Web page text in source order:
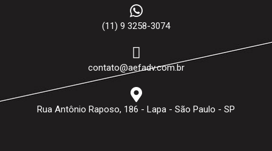
(11) 9 3258-3074
contato@aefadv.com.br
Rua Antônio Raposo, 186 - Lapa - São Paulo - SP